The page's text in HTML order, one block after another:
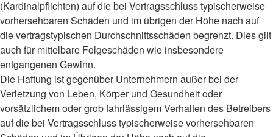
(Kardinalpflichten) auf die bei Vertragsschluss typischerweise
vorhersehbaren Schäden und im übrigen der Höhe nach auf
die vertragstypischen Durchschnittsschäden begrenzt. Dies gilt
auch für mittelbare Folgeschäden wie insbesondere
entgangenen Gewinn.
Die Haftung ist gegenüber Unternehmern außer bei der
Verletzung von Leben, Körper und Gesundheit oder
vorsätzlichem oder grob fahrlässigem Verhalten des Betreibers
auf die bei Vertragsschluss typischerweise vorhersehbaren